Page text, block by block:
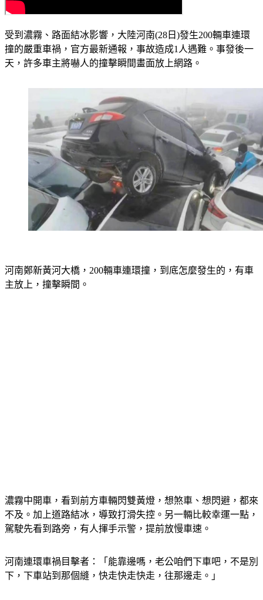
受到濃霧、路面結冰影響，大陸河南(28日)發生200輛車連環
撞的嚴重車禍，官方最新通報，事故造成1人遇難。事發後一
天，許多車主將嚇人的撞擊瞬間畫面放上網路。
河南鄭新黃河大橋，200輛車連環撞，到底怎麼發生的，有車
主放上，撞擊瞬間。
濃霧中開車，看到前方車輛閃雙黃燈，想煞車、想閃避，都來
不及。加上道路結冰，導致打滑失控。另一輛比較幸運一點，
駕駛先看到路旁，有人揮手示警，提前放慢車速。
河南連環車禍目擊者：「能靠邊嗎，老公咱們下車吧，不是別
下，下車站到那個縫，快走快走快走，往那邊走。」